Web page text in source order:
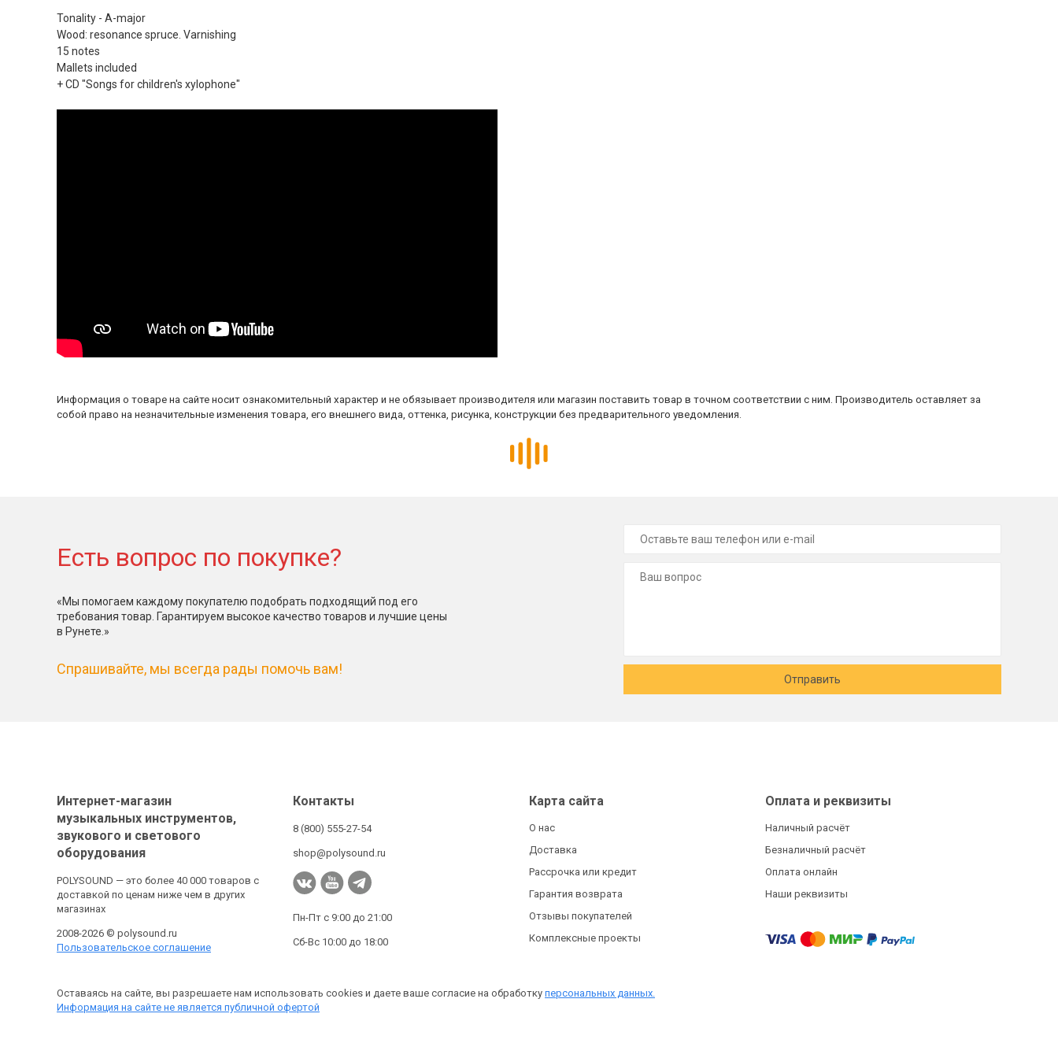
Tonality - A-major
Wood: resonance spruce. Varnishing
15 notes
Mallets included
+ CD "Songs for children's xylophone"
Информация о товаре на сайте носит ознакомительный характер и не обязывает производителя или магазин поставить товар в точном соответствии с ним. Производитель оставляет за
собой право на незначительные изменения товара, его внешнего вида, оттенка, рисунка, конструкции без предварительного уведомления.
Есть вопрос по покупке?
«Мы помогаем каждому покупателю подобрать подходящий под его
требования товар. Гарантируем высокое качество товаров и лучшие цены
в Рунете.»
Спрашивайте, мы всегда рады помочь вам!
Отправить
Интернет-магазин
музыкальных инструментов,
звукового и светового
оборудования
POLYSOUND — это более 40 000 товаров с
доставкой по ценам ниже чем в других
магазинах
2008-2026 © polysound.ru
Пользовательское соглашение
Контакты
8 (800) 555-27-54
shop@polysound.ru
Пн-Пт с 9:00 до 21:00
Сб-Вс 10:00 до 18:00
Карта сайта
О нас
Доставка
Рассрочка или кредит
Гарантия возврата
Отзывы покупателей
Комплексные проекты
Оплата и реквизиты
Наличный расчёт
Безналичный расчёт
Оплата онлайн
Наши реквизиты
Оставаясь на сайте, вы разрешаете нам использовать cookies и даете ваше согласие на обработку персональных данных.
Информация на сайте не является публичной офертой